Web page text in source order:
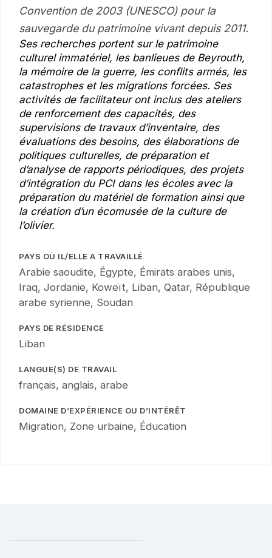
Convention de 2003 (UNESCO) pour la
sauvegarde du patrimoine vivant depuis 2011.
Ses recherches portent sur le patrimoine
culturel immatériel, les banlieues de Beyrouth,
la mémoire de la guerre, les conflits armés, les
catastrophes et les migrations forcées. Ses
activités de facilitateur ont inclus des ateliers
de renforcement des capacités, des
supervisions de travaux d’inventaire, des
évaluations des besoins, des élaborations de
politiques culturelles, de préparation et
d’analyse de rapports périodiques, des projets
d’intégration du PCI dans les écoles avec la
préparation du matériel de formation ainsi que
la création d’un écomusée de la culture de
l’olivier.
PAYS OÙ IL/ELLE A TRAVAILLÉ
Arabie saoudite, Égypte, Émirats arabes unis,
Iraq, Jordanie, Koweït, Liban, Qatar, République
arabe syrienne, Soudan
PAYS DE RÉSIDENCE
Liban
LANGUE(S) DE TRAVAIL
français, anglais, arabe
DOMAINE D’EXPÉRIENCE OU D’INTÉRÊT
Migration, Zone urbaine, Éducation